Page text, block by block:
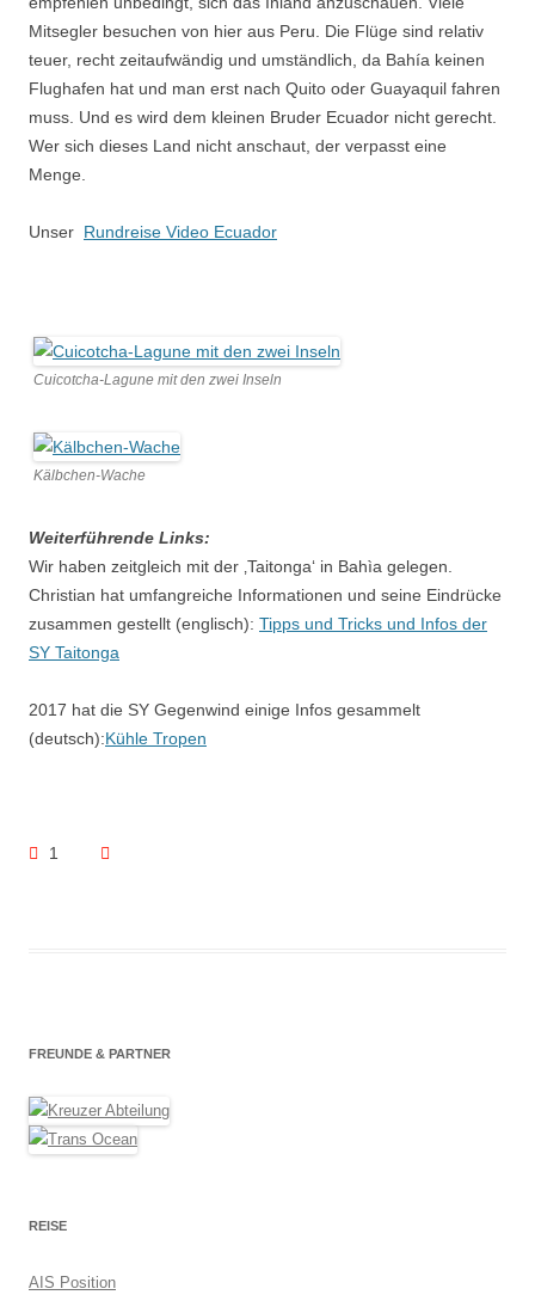
Mitsegler besuchen von hier aus Peru. Die Flüge sind relativ
teuer, recht zeitaufwändig und umständlich, da Bahía keinen
Flughafen hat und man erst nach Quito oder Guayaquil fahren
muss. Und es wird dem kleinen Bruder Ecuador nicht gerecht.
Wer sich dieses Land nicht anschaut, der verpasst eine
Menge.
Unser Rundreise Video Ecuador
Cuicotcha-Lagune mit den zwei Inseln
Kälbchen-Wache
Weiterführende Links:
Wir haben zeitgleich mit der ‚Taitonga‘ in Bahìa gelegen.
Christian hat umfangreiche Informationen und seine Eindrücke
zusammen gestellt (englisch): Tipps und Tricks und Infos der
SY Taitonga
2017 hat die SY Gegenwind einige Infos gesammelt
(deutsch):Kühle Tropen
1
FREUNDE & PARTNER
REISE
AIS Position